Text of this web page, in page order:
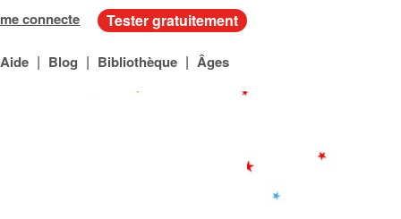
connecte Tester gratuitement
Aide | Blog | Bibliothèque | Âges